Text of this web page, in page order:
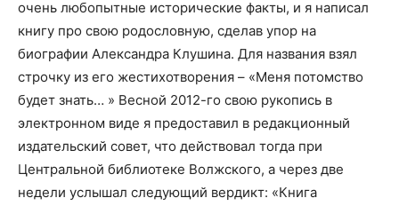
очень любопытные исторические факты, и я написал
книгу про свою родословную, сделав упор на
биографии Александра Клушина. Для названия взял
строчку из его жестихотворения – «Меня потомство
будет знать… » Весной 2012-го свою рукопись в
электронном виде я предоставил в редакционный
издательский совет, что действовал тогда при
Центральной библиотеке Волжского, а через две
недели услышал следующий вердикт: «Книга